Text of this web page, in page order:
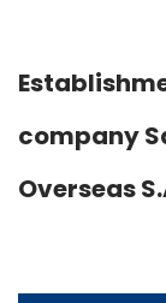
company
Overseas